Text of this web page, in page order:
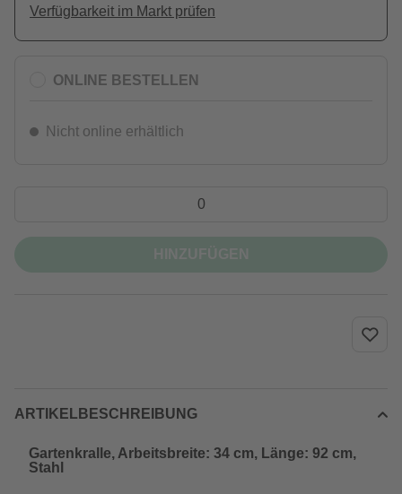
Verfügbarkeit im Markt prüfen
ONLINE BESTELLEN
Nicht online erhältlich
ARTIKELBESCHREIBUNG
Gartenkralle, Arbeitsbreite: 34 cm, Länge: 92 cm,
Stahl